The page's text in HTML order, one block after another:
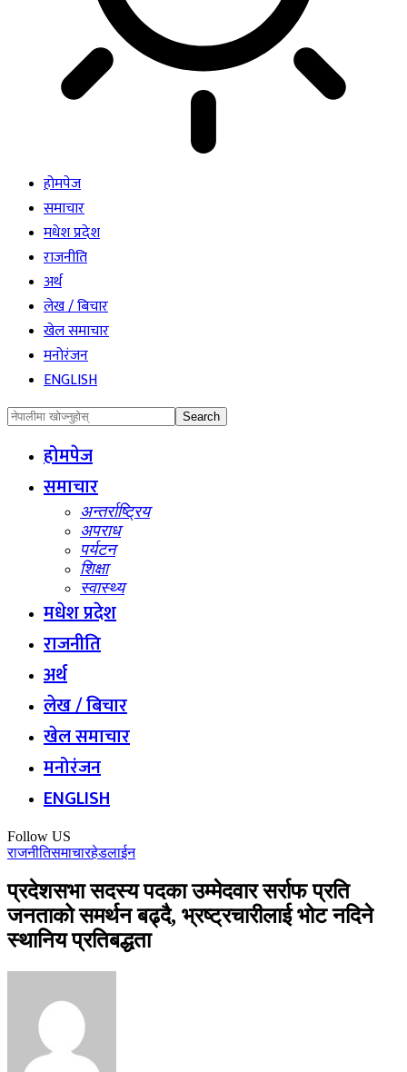
होमपेज
समाचार
मधेश प्रदेश
राजनीति
अर्थ
लेख / बिचार
खेल समाचार
मनोरंजन
ENGLISH
होमपेज
समाचार
अन्तर्राष्ट्रिय
अपराध
पर्यटन
शिक्षा
स्वास्थ्य
मधेश प्रदेश
राजनीति
अर्थ
लेख / बिचार
खेल समाचार
मनोरंजन
ENGLISH
Follow US
राजनीतिसमाचारहेडलाईन
प्रदेशसभा सदस्य पदका उम्मेदवार सर्राफ प्रति
जनताको समर्थन बढ्दै, भ्रष्ट्रचारीलाई भोट नदिने
स्थानिय प्रतिबद्धता